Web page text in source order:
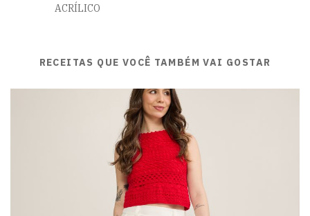
ACRÍLICO
RECEITAS QUE VOCÊ TAMBÉM VAI GOSTAR